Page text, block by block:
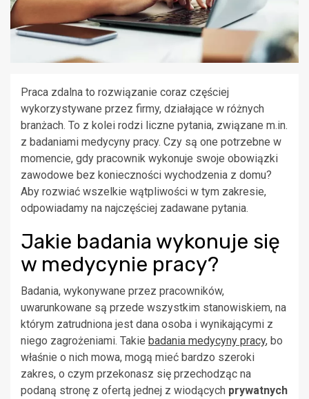
Praca zdalna to rozwiązanie coraz częściej
wykorzystywane przez firmy, działające w różnych
branżach. To z kolei rodzi liczne pytania, związane m.in.
z badaniami medycyny pracy. Czy są one potrzebne w
momencie, gdy pracownik wykonuje swoje obowiązki
zawodowe bez konieczności wychodzenia z domu?
Aby rozwiać wszelkie wątpliwości w tym zakresie,
odpowiadamy na najczęściej zadawane pytania.
Jakie badania wykonuje się
w medycynie pracy?
Badania, wykonywane przez pracowników,
uwarunkowane są przede wszystkim stanowiskiem, na
którym zatrudniona jest dana osoba i wynikającymi z
niego zagrożeniami. Takie badania medycyny pracy, bo
właśnie o nich mowa, mogą mieć bardzo szeroki
zakres, o czym przekonasz się przechodząc na
podaną stronę z ofertą jednej z wiodących prywatnych